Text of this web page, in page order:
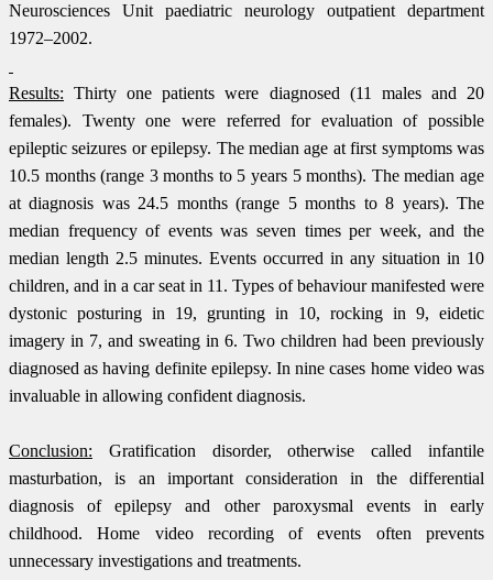
Neurosciences Unit paediatric neurology outpatient department
1972–2002.
Results: Thirty one patients were diagnosed (11 males and 20
females). Twenty one were referred for evaluation of possible
epileptic seizures or epilepsy. The median age at first symptoms was
10.5 months (range 3 months to 5 years 5 months). The median age
at diagnosis was 24.5 months (range 5 months to 8 years). The
median frequency of events was seven times per week, and the
median length 2.5 minutes. Events occurred in any situation in 10
children, and in a car seat in 11. Types of behaviour manifested were
dystonic posturing in 19, grunting in 10, rocking in 9, eidetic
imagery in 7, and sweating in 6. Two children had been previously
diagnosed as having definite epilepsy. In nine cases home video was
invaluable in allowing confident diagnosis.
Conclusion: Gratification disorder, otherwise called infantile
masturbation, is an important consideration in the differential
diagnosis of epilepsy and other paroxysmal events in early
childhood. Home video recording of events often prevents
unnecessary investigations and treatments.